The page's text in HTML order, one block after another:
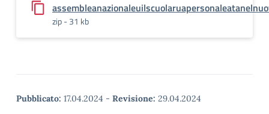
zip - 31 kb
Pubblicato: 17.04.2024 - Revisione: 29.04.2024